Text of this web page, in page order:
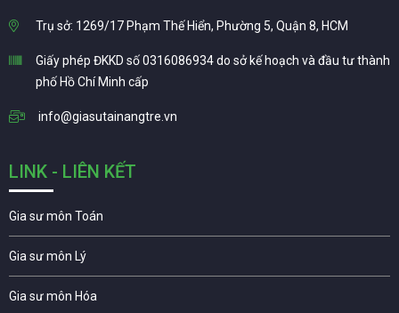
Trụ sở: 1269/17 Phạm Thế Hiển, Phường 5, Quận 8, HCM
Giấy phép ĐKKD số 0316086934 do sở kế hoạch và đầu tư thành
phố Hồ Chí Minh cấp
info@giasutainangtre.vn
LINK - LIÊN KẾT
Gia sư môn Toán
Gia sư môn Lý
Gia sư môn Hóa